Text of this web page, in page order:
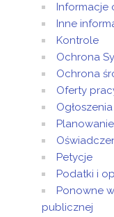
Informacje
Inne
Kontrole
Ochrona
Ochrona
Oferty
Petycje
Podatki i
Ponowne
publicznej